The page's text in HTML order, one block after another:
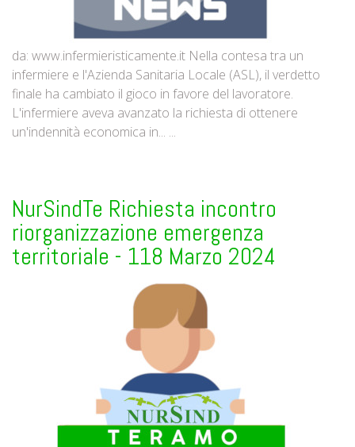
da: www.infermieristicamente.it Nella contesa tra un
infermiere e l'Azienda Sanitaria Locale (ASL), il verdetto
finale ha cambiato il gioco in favore del lavoratore.
L'infermiere aveva avanzato la richiesta di ottenere
un'indennità economica in... ...
NurSindTe Richiesta incontro
riorganizzazione emergenza
territoriale - 118 Marzo 2024